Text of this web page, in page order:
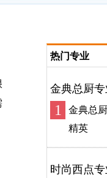
热门专业
金典总厨专
1
金典总
精英
时尚西点专